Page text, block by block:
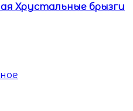
Хрустальные брызги